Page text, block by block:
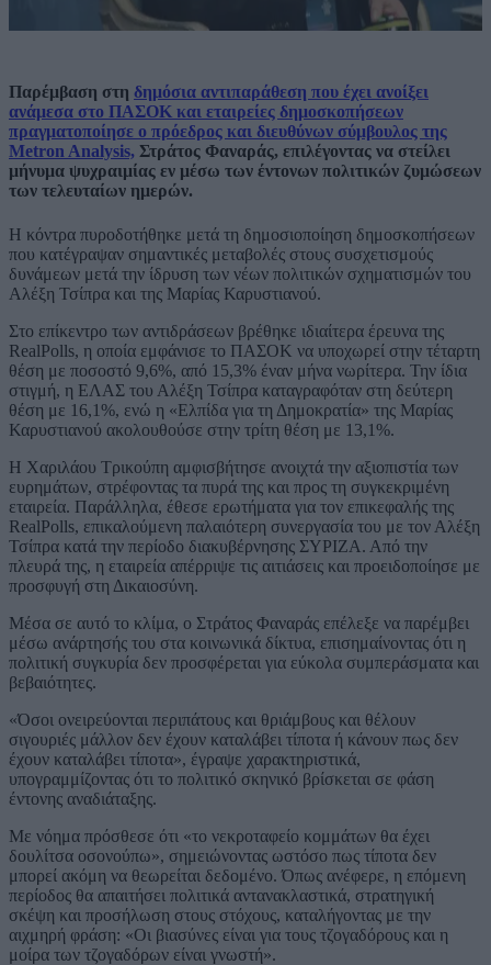
Παρέμβαση στη δημόσια αντιπαράθεση που έχει ανοίξει
ανάμεσα στο ΠΑΣΟΚ και εταιρείες δημοσκοπήσεων
πραγματοποίησε ο πρόεδρος και διευθύνων σύμβουλος της
Metron Analysis, Στράτος Φαναράς, επιλέγοντας να στείλει
μήνυμα ψυχραιμίας εν μέσω των έντονων πολιτικών ζυμώσεων
των τελευταίων ημερών.
Η κόντρα πυροδοτήθηκε μετά τη δημοσιοποίηση δημοσκοπήσεων
που κατέγραψαν σημαντικές μεταβολές στους συσχετισμούς
δυνάμεων μετά την ίδρυση των νέων πολιτικών σχηματισμών του
Αλέξη Τσίπρα και της Μαρίας Καρυστιανού.
Στο επίκεντρο των αντιδράσεων βρέθηκε ιδιαίτερα έρευνα της
RealPolls, η οποία εμφάνισε το ΠΑΣΟΚ να υποχωρεί στην τέταρτη
θέση με ποσοστό 9,6%, από 15,3% έναν μήνα νωρίτερα. Την ίδια
στιγμή, η ΕΛΑΣ του Αλέξη Τσίπρα καταγραφόταν στη δεύτερη
θέση με 16,1%, ενώ η «Ελπίδα για τη Δημοκρατία» της Μαρίας
Καρυστιανού ακολουθούσε στην τρίτη θέση με 13,1%.
Η Χαριλάου Τρικούπη αμφισβήτησε ανοιχτά την αξιοπιστία των
ευρημάτων, στρέφοντας τα πυρά της και προς τη συγκεκριμένη
εταιρεία. Παράλληλα, έθεσε ερωτήματα για τον επικεφαλής της
RealPolls, επικαλούμενη παλαιότερη συνεργασία του με τον Αλέξη
Τσίπρα κατά την περίοδο διακυβέρνησης ΣΥΡΙΖΑ. Από την
πλευρά της, η εταιρεία απέρριψε τις αιτιάσεις και προειδοποίησε με
προσφυγή στη Δικαιοσύνη.
Μέσα σε αυτό το κλίμα, ο Στράτος Φαναράς επέλεξε να παρέμβει
μέσω ανάρτησής του στα κοινωνικά δίκτυα, επισημαίνοντας ότι η
πολιτική συγκυρία δεν προσφέρεται για εύκολα συμπεράσματα και
βεβαιότητες.
«Όσοι ονειρεύονται περιπάτους και θριάμβους και θέλουν
σιγουριές μάλλον δεν έχουν καταλάβει τίποτα ή κάνουν πως δεν
έχουν καταλάβει τίποτα», έγραψε χαρακτηριστικά,
υπογραμμίζοντας ότι το πολιτικό σκηνικό βρίσκεται σε φάση
έντονης αναδιάταξης.
Με νόημα πρόσθεσε ότι «το νεκροταφείο κομμάτων θα έχει
δουλίτσα οσονούπω», σημειώνοντας ωστόσο πως τίποτα δεν
μπορεί ακόμη να θεωρείται δεδομένο. Όπως ανέφερε, η επόμενη
περίοδος θα απαιτήσει πολιτικά αντανακλαστικά, στρατηγική
σκέψη και προσήλωση στους στόχους, καταλήγοντας με την
αιχμηρή φράση: «Οι βιασύνες είναι για τους τζογαδόρους και η
μοίρα των τζογαδόρων είναι γνωστή».